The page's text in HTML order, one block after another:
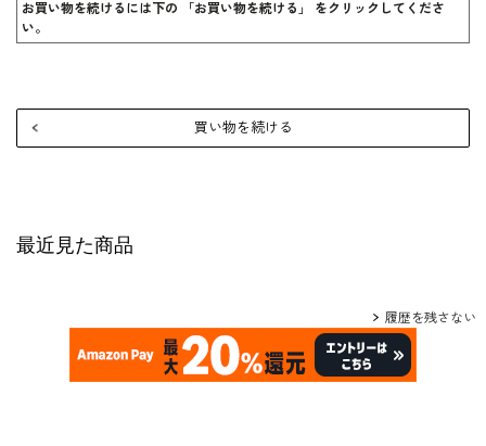
お買い物を続けるには下の 「お買い物を続ける」 をクリックしてくださ
い。
買い物を続ける
最近見た商品
履歴を残さない